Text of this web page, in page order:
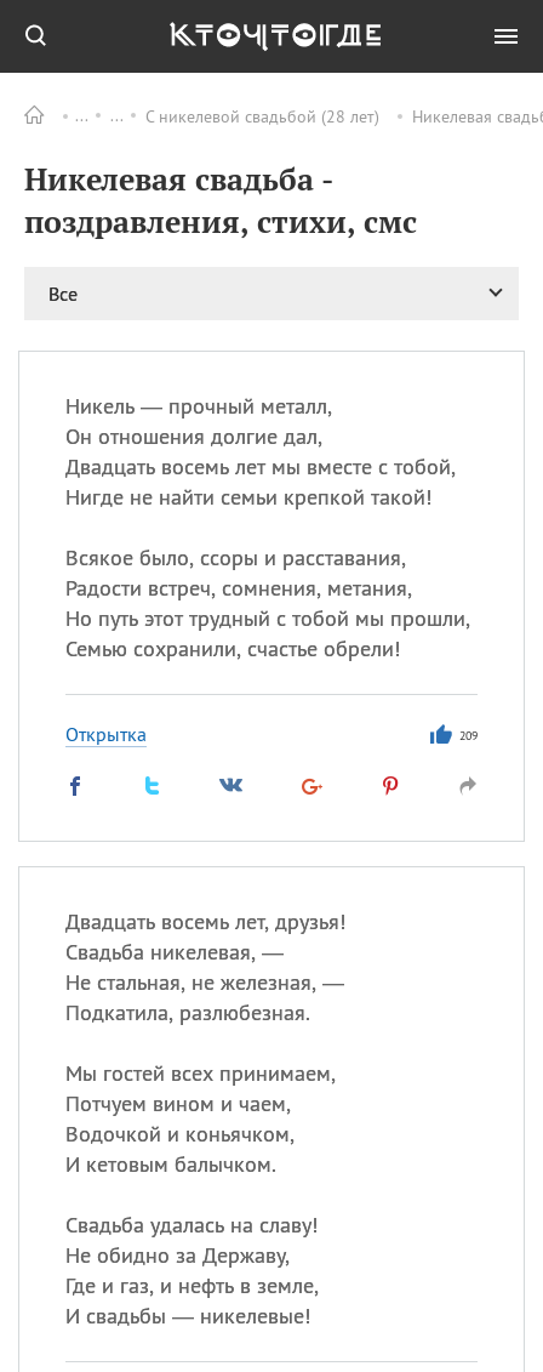
С никелевой свадьбой (28 лет) Никелевая
Никелевая свадьба -
поздравления, стихи, смс
Все
Никель — прочный металл,
Он отношения долгие дал,
Двадцать восемь лет мы вместе с тобой,
Нигде не найти семьи крепкой такой!
Всякое было, ссоры и расставания,
Радости встреч, сомнения, метания,
Но путь этот трудный с тобой мы прошли,
Семью сохранили, счастье обрели!
Открытка 209
Двадцать восемь лет, друзья!
Свадьба никелевая, —
Не стальная, не железная, —
Подкатила, разлюбезная.
Мы гостей всех принимаем,
Потчуем вином и чаем,
Водочкой и коньячком,
И кетовым балычком.
Свадьба удалась на славу!
Не обидно за Державу,
Где и газ, и нефть в земле,
И свадьбы — никелевые!
ПРАЗДНИКИ Все
06.08 Преображение
христиан
Романа и Давида
мучеников
07.08
Национальный день
маяка
07.08
ИМЕНА
Все
Сегодня празднуют именины
, Афанасий,Борис
происхождение